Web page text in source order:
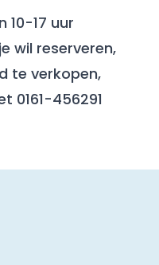
10-17 uur
wil reserveren,
te verkopen,
0161-456291